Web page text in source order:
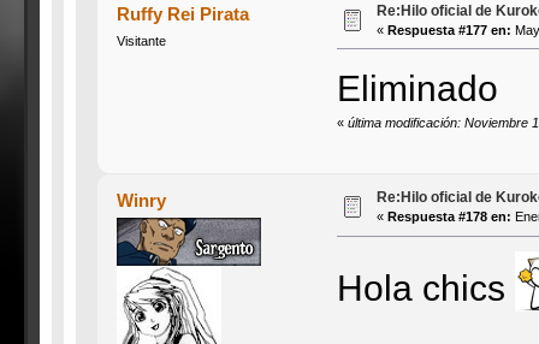
Ruffy Rei Pirata
Visitante
Re:Hilo oficial de
« Respuesta #177 en:
Eliminado
«última modificación: Noviembre
Winry Re:Hilo oficial de
« Respuesta #178 en:
Hola chics